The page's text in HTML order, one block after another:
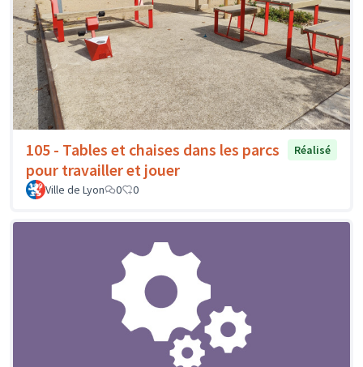
105 - Tables et chaises dans les parcs
pour travailler et jouer
Réalisé
Ville de Lyon 0 0